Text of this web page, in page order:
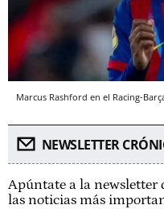
Marcus Rashford en el Racing-
NEWSLETTER
Apúntate a la newsletter
las noticias más